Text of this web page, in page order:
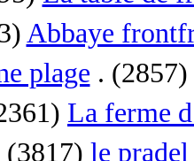
Abbaye
plage . (2857)
La ferme
(3817) le